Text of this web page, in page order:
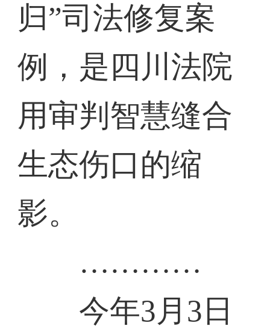
归”司法修复案
例，是四川法院
用审判智慧缝合
生态伤口的缩
影。
…………
今年3月3日